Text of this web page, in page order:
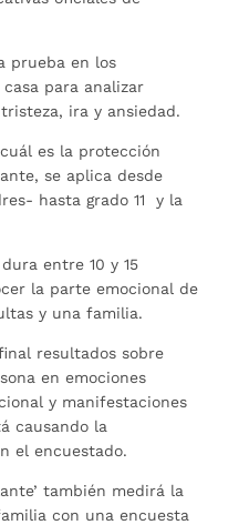
prueba en los
para analizar
ira y ansiedad.
es la protección
se aplica desde
hasta grado 11 y la
entre 10 y 15
la parte emocional de
y una familia.
resultados sobre
en emociones
y manifestaciones
causando la
el encuestado.
también medirá la
con una encuesta